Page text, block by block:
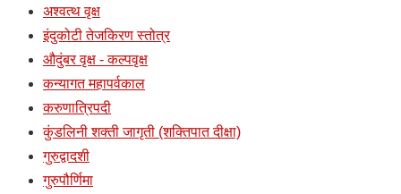
अश्वत्थ वृक्ष
इंदुकोटी तेजकिरण स्तोत्र
औदुंबर वृक्ष - कल्पवृक्ष
कन्यागत महापर्वकाल
करुणात्रिपदी
कुंडलिनी शक्ती जागृती (शक्तिपात दीक्षा)
गुरुद्वादशी
गुरुपौर्णिमा